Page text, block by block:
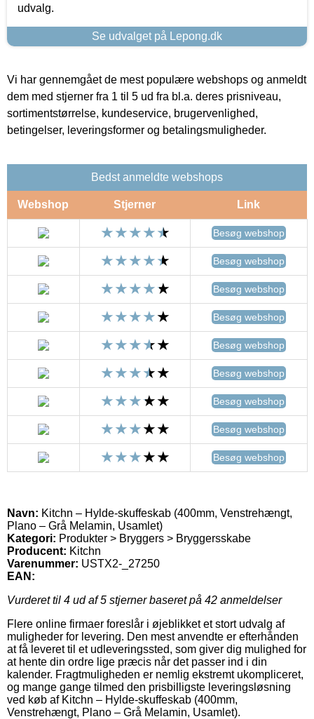
udvalg.
Se udvalget på Lepong.dk
Vi har gennemgået de mest populære webshops og anmeldt
dem med stjerner fra 1 til 5 ud fra bl.a. deres prisniveau,
sortimentstørrelse, kundeservice, brugervenlighed,
betingelser, leveringsformer og betalingsmuligheder.
Bedst anmeldte webshops
Webshop Stjerner Link
Besøg webshop
Besøg webshop
Besøg webshop
Besøg webshop
Besøg webshop
Besøg webshop
Besøg webshop
Besøg webshop
Besøg webshop
Navn: Kitchn – Hylde-skuffeskab (400mm, Venstrehængt,
Plano – Grå Melamin, Usamlet)
Kategori: Produkter > Bryggers > Bryggersskabe
Producent: Kitchn
Varenummer: USTX2-_27250
EAN:
Vurderet til 4 ud af 5 stjerner baseret på 42 anmeldelser
Flere online firmaer foreslår i øjeblikket et stort udvalg af
muligheder for levering. Den mest anvendte er efterhånden
at få leveret til et udleveringssted, som giver dig mulighed for
at hente din ordre lige præcis når det passer ind i din
kalender. Fragtmuligheden er nemlig ekstremt ukompliceret,
og mange gange tilmed den prisbilligste leveringsløsning
ved køb af Kitchn – Hylde-skuffeskab (400mm,
Venstrehængt, Plano – Grå Melamin, Usamlet).